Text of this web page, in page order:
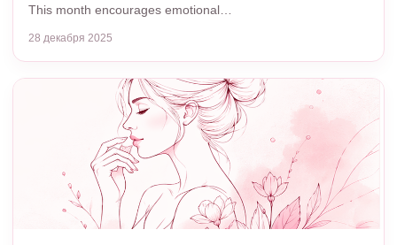
This month encourages emotional…
28 декабря 2025